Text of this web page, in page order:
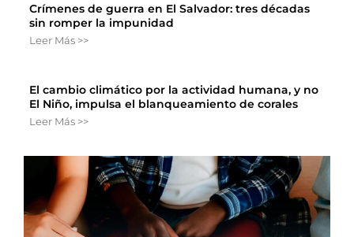
Crímenes de guerra en El Salvador: tres décadas
sin romper la impunidad
Leer Más >>
El cambio climático por la actividad humana, y no
El Niño, impulsa el blanqueamiento de corales
Leer Más >>